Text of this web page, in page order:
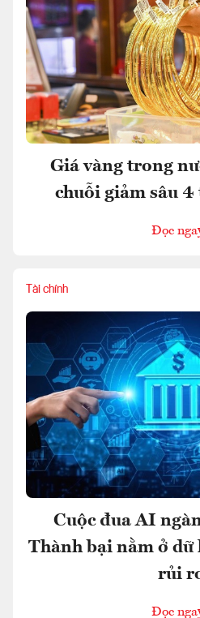
Giá vàng trong
chuỗi giảm sâu
Đọc
Tài chính
Cuộc đua AI
Thành bại nằm ở dữ
rủi
Đọc